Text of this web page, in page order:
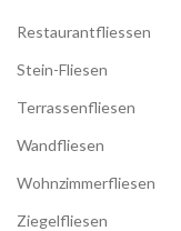
Restaurantfliessen
Stein-Fliesen
Terrassenfliesen
Wandfliesen
Wohnzimmerfliesen
Ziegelfliesen